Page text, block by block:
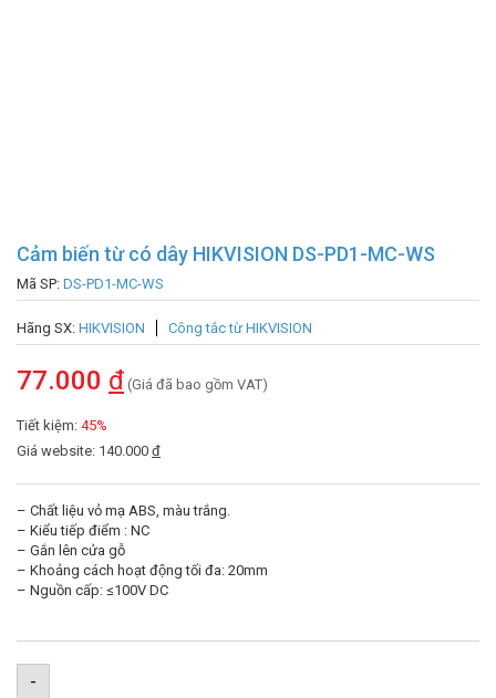
Cảm biến từ có dây HIKVISION DS-PD1-MC-WS
Mã SP: DS-PD1-MC-WS
Hãng SX: HIKVISION Công tắc từ HIKVISION
77.000 đ (Giá đã bao gồm VAT)
Tiết kiệm: 45%
Giá website: 140.000 đ
– Chất liệu vỏ mạ ABS, màu trắng.
– Kiểu tiếp điểm : NC
– Gắn lên cửa gỗ
– Khoảng cách hoạt động tối đa: 20mm
– Nguồn cấp: ≤100V DC
-